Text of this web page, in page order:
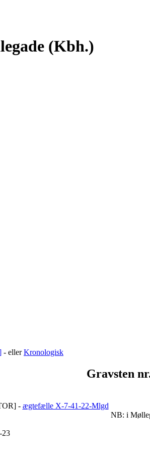
(Kbh.)
- ellerKronologisk
Gravsten
- ægtefælle X-7-41-22-Mlgd
23
NB: i